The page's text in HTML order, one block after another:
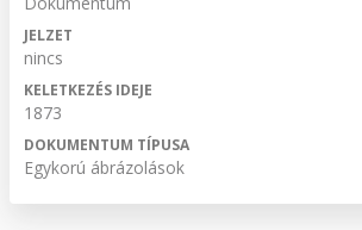
JELZET
nincs
KELETKEZÉS IDEJE
1873
DOKUMENTUM TÍPUSA
Egykorú ábrázolások